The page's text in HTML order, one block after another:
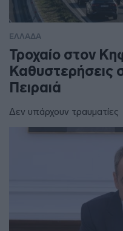
ΕΛΛΑΔΑ
Τροχαίο στον
Καθυστερήσεις
Πειραιά
Δεν υπάρχουν τραυματίες